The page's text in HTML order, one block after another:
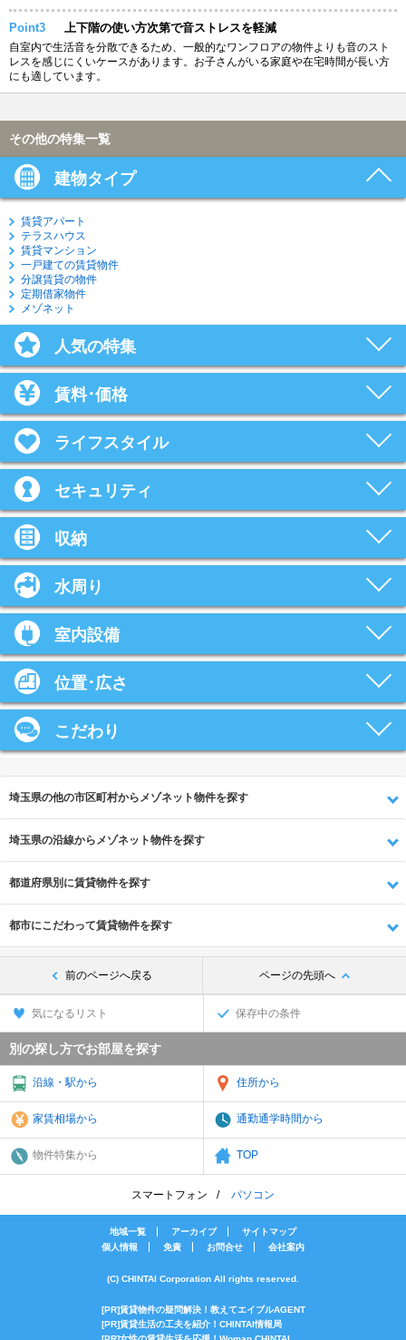
Point3 上下階の使い方次第で音ストレスを軽減
自室内で生活音を分散できるため、一般的なワンフロアの物件よりも音のスト
レスを感じにくいケースがあります。お子さんがいる家庭や在宅時間が長い方
にも適しています。
その他の特集一覧
建物タイプ
賃貸アパート
テラスハウス
賃貸マンション
一戸建ての賃貸物件
分譲賃貸の物件
定期借家物件
メゾネット
人気の特集
賃料･価格
ライフスタイル
セキュリティ
収納
水周り
室内設備
位置･広さ
こだわり
埼玉県の他の市区町村からメゾネット物件を探す
埼玉県の沿線からメゾネット物件を探す
都道府県別に賃貸物件を探す
都市にこだわって賃貸物件を探す
前のページへ戻る ページの先頭へ
気になるリスト 保存中の条件
別の探し方でお部屋を探す
沿線・駅から 住所から
家賃相場から 通勤通学時間から
物件特集から TOP
スマートフォン パソコン
地域一覧 アーカイブ
サイトマップ
個人情報
免責 お問合せ 会社案内
(C) CHINTAI Corporation All rights reserved.
[PR]賃貸物件の疑問解決！教えてエイブルAGENT
[PR]賃貸生活の工夫を紹介！CHINTAI情報局